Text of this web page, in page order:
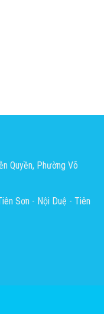
Quyền, Phường Võ
Sơn - Nội Duệ - Tiên